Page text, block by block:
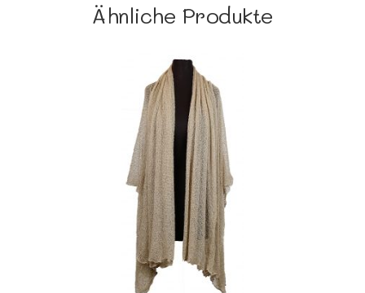
Ähnliche Produkte